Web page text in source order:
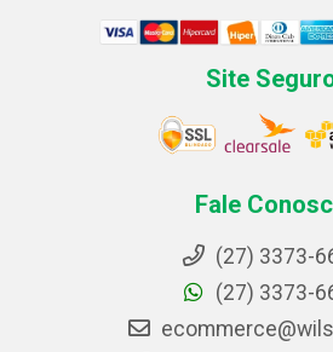
Site
Fale
(27) 3373-
(27) 3373-